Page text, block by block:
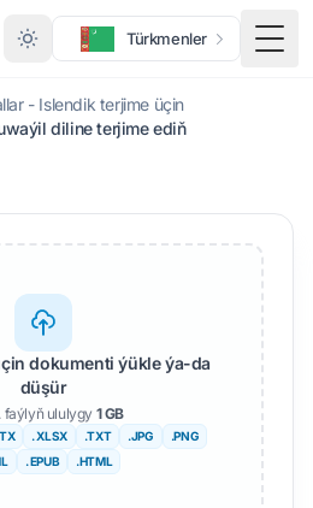
Türkmenler
- Islendik terjime üçin
diline terjime ediň
dokumenti ýükle ýa-da
düşür
faýlyň ululygy 1 GB
. XLSX .TXT .JPG
.PNG
. EPUB .HTML